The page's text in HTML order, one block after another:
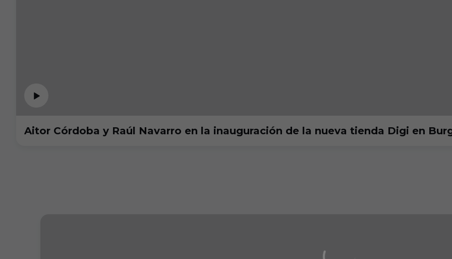
Aitor Córdoba y Raúl Navarro en la inauguración de la nueva tienda Digi en